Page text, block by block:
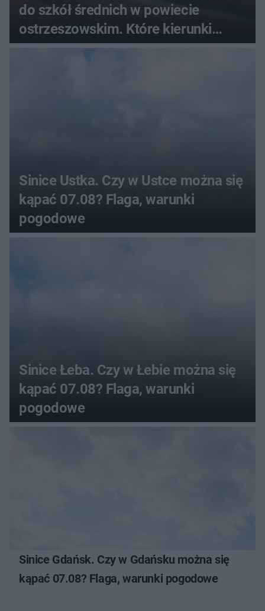
do szkół średnich w powiecie
ostrzeszowskim. Które kierunki
wybierali najczęściej?
Sinice Ustka. Czy w Ustce można się
kąpać 07.08? Flaga, warunki
pogodowe
Sinice Łeba. Czy w Łebie można się
kąpać 07.08? Flaga, warunki
pogodowe
Sinice Gdańsk. Czy w Gdańsku można się
kąpać 07.08? Flaga, warunki pogodowe